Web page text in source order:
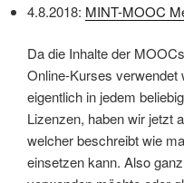
4.8.2018: MINT-MOOC
Da die Inhalte der
Online-Kurses verwendet
eigentlich in jedem
Lizenzen, haben wir jetzt
welcher beschreibt wie
einsetzen kann. Also